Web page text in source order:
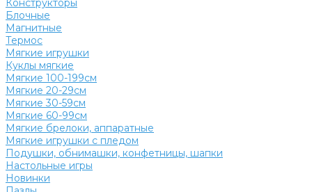
Конструкторы
Блочные
Магнитные
Термос
Мягкие игрушки
Куклы мягкие
Мягкие 100-199см
Мягкие 20-29см
Мягкие 30-59см
Мягкие 60-99см
Мягкие брелоки, аппаратные
Мягкие игрушки с пледом
Подушки, обнимашки, конфетницы, шапки
Настольные игры
Новинки